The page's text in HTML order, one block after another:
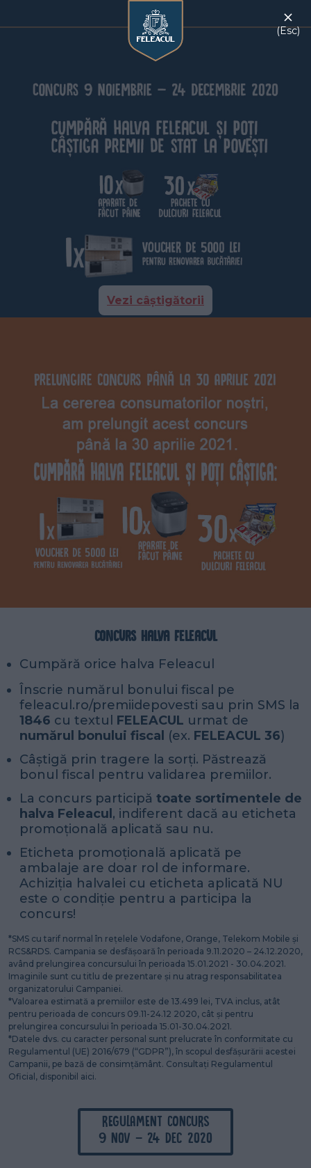
Vezi câștigătorii
Concurs Halva Feleacul
Cumpără orice halva Feleacul
Înscrie numărul bonului fiscal pe
feleacul.ro/premiidepovesti sau prin SMS la
1846 cu textul FELEACUL urmat de
numărul bonului fiscal (ex. FELEACUL 36)
Câștigă prin tragere la sorți. Păstrează
bonul fiscal pentru validarea premiilor.
La concurs participă toate sortimentele de
halva Feleacul, indiferent dacă au eticheta
promoțională aplicată sau nu.
Eticheta promoțională aplicată pe
ambalaje are doar rol de informare.
Achiziția halvalei cu eticheta aplicată NU
este o condiție pentru a participa la
concurs!
*SMS cu tarif normal în rețelele Vodafone, Orange, Telekom Mobile și
RCS&RDS. Campania se desfășoară în perioada 9.11.2020 – 24.12.2020,
având prelungirea concursului în perioada 15.01.2021 - 30.04.2021.
Imaginile sunt cu titlu de prezentare și nu atrag responsabilitatea
organizatorului Campaniei.
*Valoarea estimată a premiilor este de 13.499 lei, TVA inclus, atât
pentru perioada de concurs 09.11-24.12 2020, cât și pentru
prelungirea concursului în perioada 15.01-30.04.2021.
*Datele dvs. cu caracter personal sunt prelucrate în conformitate cu
Regulamentul (UE) 2016/679 (“GDPR”), în scopul desfășurării acestei
Campanii, pe bază de consimțământ. Consultați Regulamentul
Oficial, disponibil aici.
REGULAMENT CONCURS
9 Nov - 24 Dec 2020
(Esc)